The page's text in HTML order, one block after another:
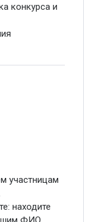
конкурса и
участницам
находите